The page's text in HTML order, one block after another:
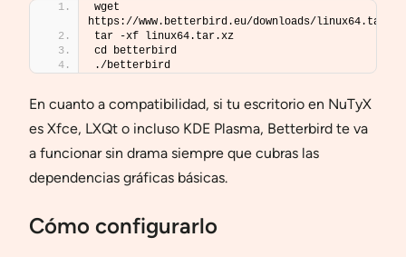
wget
https://www.betterbird.eu/downloads/linux64.tar.xz
tar -xf linux64.tar.xz
cd betterbird
./betterbird
En cuanto a compatibilidad, si tu escritorio en NuTyX
es Xfce, LXQt o incluso KDE Plasma, Betterbird te va
a funcionar sin drama siempre que cubras las
dependencias gráficas básicas.
Cómo configurarlo